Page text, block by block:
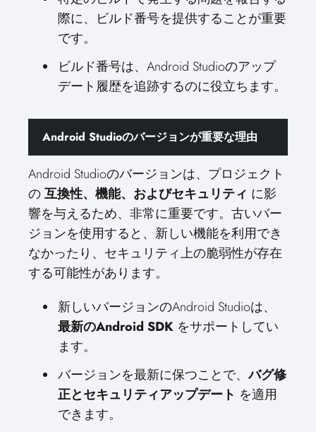
際に、ビルド番号を提供することが重要
です。
ビルド番号は、Android Studioのアップ
デート履歴を追跡するのに役立ちます。
Android Studioのバージョンが重要な理由
Android Studioのバージョンは、プロジェクト
の互換性、機能、およびセキュリティ に影
響を与えるため、非常に重要です。古いバー
ジョンを使用すると、新しい機能を利用でき
なかったり、セキュリティ上の脆弱性が存在
する可能性があります。
新しいバージョンのAndroid Studioは、
最新のAndroid SDK をサポートしてい
ます。
バージョンを最新に保つことで、バグ修
正とセキュリティアップデート を適用
できます。